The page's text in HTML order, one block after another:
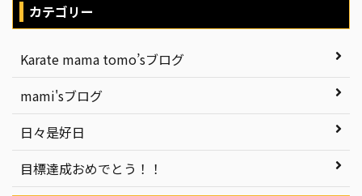
カテゴリー
Karate mama tomo’sブログ
mami'sブログ
日々是好日
目標達成おめでとう！！